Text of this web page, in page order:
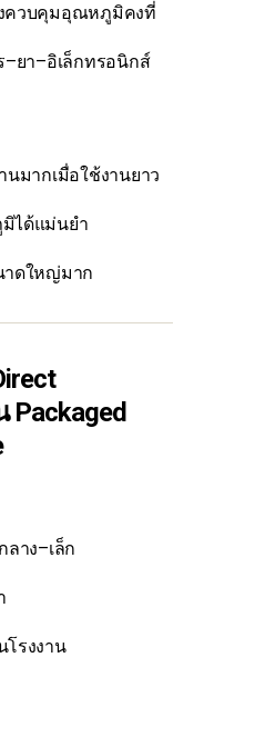
ควบคุมอุณหภูมิคงที่
–ยา–อิเล็กทรอนิกส์
นมากเมื่อใช้งานยาว
ได้แม่นยำ
าดใหญ่มาก
Packaged
ลาง–เล็ก
รงงาน